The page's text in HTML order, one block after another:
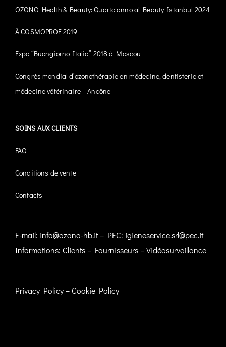
OZONO Health & Beauty: Quarto anno al Beauty Istanbul 2024
À COSMOPROF 2019
Expo “Buongiorno Italia” 2018 à Moscou
Congrès mondial d’ozonothérapie en médecine, dentisterie et
médecine vétérinaire – Ancône
SOINS AUX CLIENTS
FAQ
Conditions de vente
Contacts
E-mail: info@ozono-hb.it– PEC: igieneservice.srl@pec.it
Informations: Clients– Fournisseurs–Vidéosurveillance
Privacy Policy–Cookie Policy